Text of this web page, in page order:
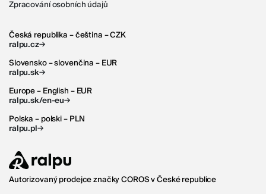
Zpracování osobních údajů
Česká republika – čeština – CZK
ralpu.cz→
Slovensko – slovenčina – EUR
ralpu.sk→
Europe – English – EUR
ralpu.sk/en-eu→
Polska – polski – PLN
ralpu.pl→
Autorizovaný prodejce značky COROS v České republice